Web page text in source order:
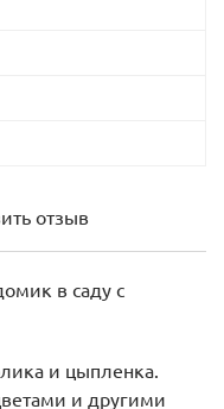
отзыв
в саду с
и цыпленка.
и другими